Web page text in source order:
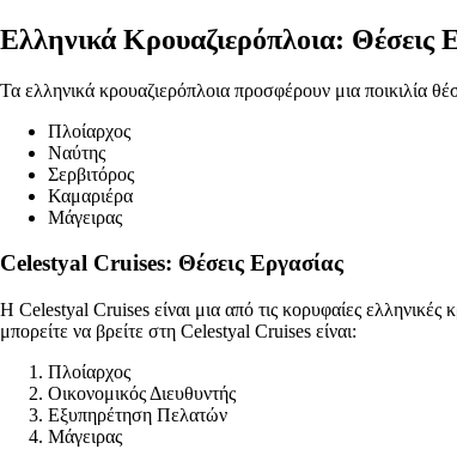
Ελληνικά Κρουαζιερόπλοια: Θέσεις
Τα ελληνικά κρουαζιερόπλοια προσφέρουν μια ποικιλία
Πλοίαρχος
Ναύτης
Σερβιτόρος
Καμαριέρα
Μάγειρας
Celestyal Cruises: Θέσεις Εργασίας
Η Celestyal Cruises είναι μια από τις κορυφαίες ελληνικές
μπορείτε να βρείτε στη Celestyal Cruises είναι:
Πλοίαρχος
Οικονομικός Διευθυντής
Εξυπηρέτηση Πελατών
Μάγειρας